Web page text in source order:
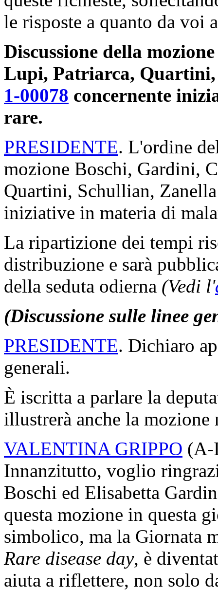
le risposte a quanto da voi
Discussione della
Lupi, Patriarca,
1-00078 concernente
rare.
PRESIDENTE. L'ordine
mozione Boschi, Gardini,
Quartini, Schullian,
iniziative in materia di
La ripartizione dei tempi
distribuzione e sarà
della seduta odierna (Vedi l'
(Discussione sulle linee
PRESIDENTE. Dichiaro
generali.
È iscritta a parlare la
illustrerà anche la
VALENTINA GRIPPO (A-
Innanzitutto, voglio
Boschi ed Elisabetta
questa mozione in questa
simbolico, ma la Giornata
Rare disease day, è
aiuta a riflettere, non solo